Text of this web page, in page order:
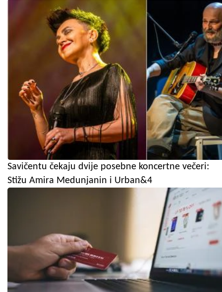
Savičentu čekaju dvije posebne koncertne večeri:
Stižu Amira Medunjanin i Urban&4